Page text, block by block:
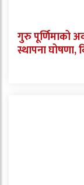
गुरु पूर्णिमाको
स्थापना घोषणा,